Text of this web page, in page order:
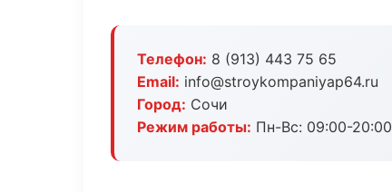
Телефон: 8 (913) 443 75 65
Email: info@stroykompaniyap64.ru
Город: Сочи
Режим работы: Пн-Вс: 09:00-20:00